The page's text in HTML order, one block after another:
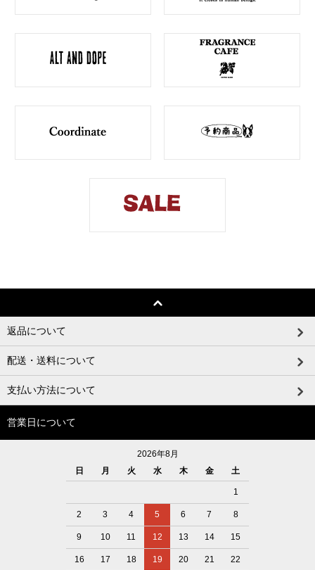
返品について
配送・送料について
支払い方法について
営業日について
2026年8月
日
月 火 水 木 金 土
1
2 3 4 5 6 7 8
9 10 11 12 13 14 15
16 17 18 19 20 21 22